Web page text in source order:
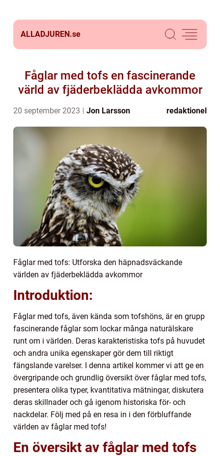
ALLADJUREN.se
Fåglar med tofs en fascinerande
värld av fjäderbeklädda avkommor
20 september 2023 Jon Larsson redaktionel
Fåglar med tofs: Utforska den häpnadsväckande
världen av fjäderbeklädda avkommor
Introduktion:
Fåglar med tofs, även kända som tofshöns, är en grupp
fascinerande fåglar som lockar många naturälskare
runt om i världen. Deras karakteristiska tofs på huvudet
och andra unika egenskaper gör dem till riktigt
fängslande varelser. I denna artikel kommer vi att ge en
övergripande och grundlig översikt över fåglar med tofs,
presentera olika typer, kvantitativa mätningar, diskutera
deras skillnader och gå igenom historiska för- och
nackdelar. Följ med på en resa in i den förbluffande
världen av fåglar med tofs!
En översikt av fåglar med tofs